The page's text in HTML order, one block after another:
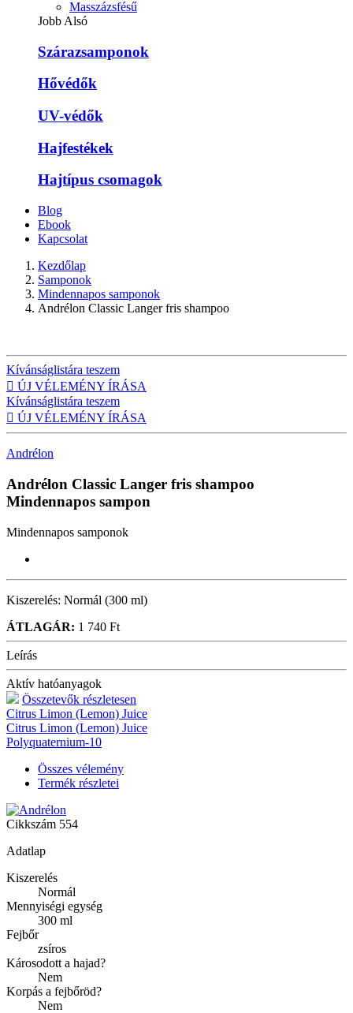
Masszázsfésű
Jobb Alsó
Szárazsamponok
Hővédők
UV-védők
Hajfestékek
Hajtípus csomagok
Blog
Ebook
Kapcsolat
Kezdőlap
Samponok
Mindennapos samponok
Andrélon Classic Langer fris shampoo
Kívánságlistára teszem
 ÚJ VÉLEMÉNY ÍRÁSA
Kívánságlistára teszem
 ÚJ VÉLEMÉNY ÍRÁSA
Andrélon
Andrélon Classic Langer fris shampoo
Mindennapos sampon
Mindennapos samponok
Kiszerelés: Normál (300 ml)
ÁTLAGÁR: 1 740 Ft
Leírás
Aktív hatóanyagok
Összetevők részletesen
Citrus Limon (Lemon) Juice
Citrus Limon (Lemon) Juice
Polyquaternium-10
Összes vélemény
Termék részletei
Cikkszám 554
Adatlap
Kiszerelés
Normál
Mennyiségi egység
300 ml
Fejbőr
zsíros
Károsodott a hajad?
Nem
Korpás a fejbőröd?
Nem